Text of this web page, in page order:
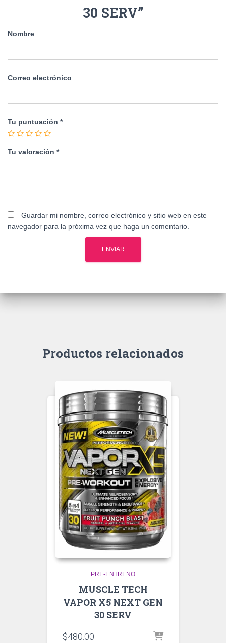
30 SERV”
Nombre
Correo electrónico
Tu puntuación *
Tu valoración *
Guardar mi nombre, correo electrónico y sitio web en este
navegador para la próxima vez que haga un comentario.
Productos relacionados
PRE-ENTRENO
MUSCLE TECH
VAPOR X5 NEXT GEN
30 SERV
$480.00